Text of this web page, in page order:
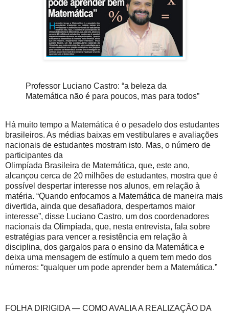
Professor Luciano Castro: “a beleza da
Matemática não é para poucos, mas para todos”
Há muito tempo a Matemática é o pesadelo dos estudantes
brasileiros. As médias baixas em vestibulares e avaliações
nacionais de estudantes mostram isto. Mas, o número de
participantes da
Olimpíada Brasileira de Matemática, que, este ano,
alcançou cerca de 20 milhões de estudantes, mostra que é
possível despertar interesse nos alunos, em relação à
matéria. “Quando enfocamos a Matemática de maneira mais
divertida, ainda que desafiadora, despertamos maior
interesse”, disse Luciano Castro, um dos coordenadores
nacionais da Olimpíada, que, nesta entrevista, fala sobre
estratégias para vencer a resistência em relação à
disciplina, dos gargalos para o ensino da Matemática e
deixa uma mensagem de estímulo a quem tem medo dos
números: “qualquer um pode aprender bem a Matemática.”
FOLHA DIRIGIDA — COMO AVALIA A REALIZAÇÃO DA